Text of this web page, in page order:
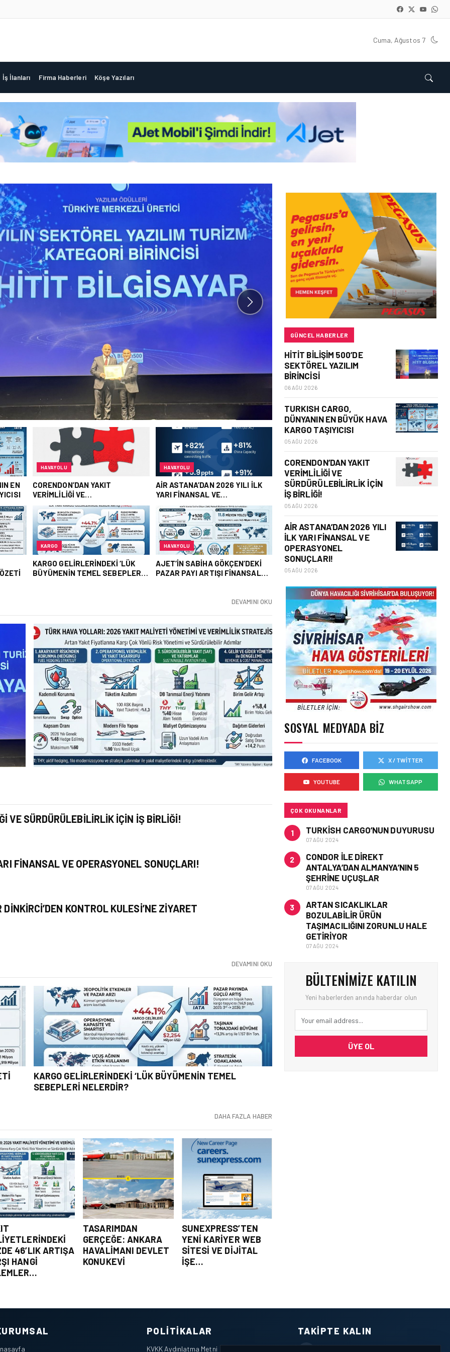
Cuma, Ağustos 7
İş İlanları Firma Haberleri Köşe Yazıları
EN BÜYÜK HAVA KARGO
İŞ
HAVAYOLU
AIR ASTANA’DAN 2026 YILI İLK
YARI FINANSAL VE
OPERASYONEL SONUÇLARI!
HAVAALANI
İSTANBUL VALI YARDIMCISI
BEKIR DINKIRCI’DEN KONTROL
KULESI’NE ZIYARET
HAVAYOLU
AJET’IN SABIHA GÖKÇEN’DEKI
PAZAR PAYI ARTIŞI FINANSAL
THY HABERLERI
DIŞ HAT PAYINDAKI ARTIŞ
THY’NIN TOPLAM KÂRLILIĞINI
DEVAMINI OKU
YAKIT MALIYETLERINDEKI YÜZDE 46’LIK
ARTIŞA KARŞI HANGI ÖNLEMLER
VE SÜRDÜRÜLEBILIRLIK IÇIN İŞ BIRLIĞI!
FINANSAL VE OPERASYONEL SONUÇLARI!
KONTROL KULESI’NE ZIYARET
DEVAMINI OKU
KARGO GELIRLERINDEKI ‘LÜK BÜYÜMENIN TEMEL
SEBEPLERI NELERDIR?
DAHA FAZLA HABER
46’LIK ARTIŞA
HANGI
TASARIMDAN
GERÇEĞE: ANKARA
HAVALIMANI DEVLET
KONUKEVI
SUNEXPRESS’TEN
YENI KARIYER WEB
SITESI VE DIJITAL
İŞE…
GÜNCEL HABERLER
HITIT BILIŞIM 500’DE
SEKTÖREL YAZILIM
BIRINCISI
06 AĞU 2026
TURKISH CARGO,
DÜNYANIN EN BÜYÜK HAVA
KARGO TAŞIYICISI
05 AĞU 2026
CORENDON’DAN YAKIT
VERIMLILIĞI VE
SÜRDÜRÜLEBILIRLIK IÇIN
İŞ BIRLIĞI!
05 AĞU 2026
AIR ASTANA’DAN 2026 YILI
İLK YARI FINANSAL VE
OPERASYONEL
SONUÇLARI!
05 AĞU 2026
SOSYAL MEDYADA BIZ
FACEBOOK X / TWITTER
YOUTUBE WHATSAPP
ÇOK OKUNANLAR
1 TURKISH CARGO’NUN DUYURUSU
07 AĞU 2024
2
CONDOR ILE DIREKT
ANTALYA’DAN ALMANYA’NIN 5
ŞEHRINE UÇUŞLAR
07 AĞU 2024
3
ARTAN SICAKLIKLAR
BOZULABILIR ÜRÜN
TAŞIMACILIĞINI ZORUNLU HALE
GETIRIYOR
07 AĞU 2024
BÜLTENIMIZE KATILIN
Yeni haberlerden anında haberdar olun
ÜYE OL
POLITIKALAR
KVKK Aydınlatma Metni
TAKIPTE KALIN